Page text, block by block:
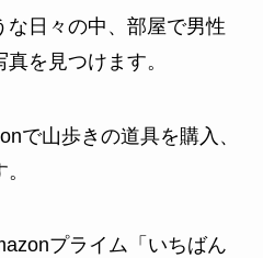
日々の中、部屋で男性
を見つけます。
で山歩きの道具を購入、
プライム「いちばん